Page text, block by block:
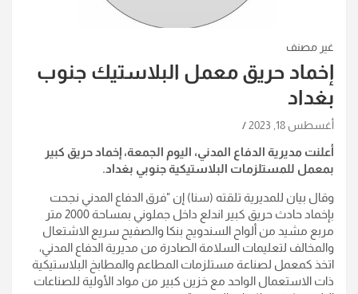
غير مصنف
إخماد حريق معمل البلاستيك جنوب
بغداد
أغسطس 18, 2023
أعلنت مديرية الدفاع المدني، اليوم الجمعة، إخماد حريق كبير
بمعمل للمستلزمات البلاستيكية جنوبي بغداد.
وقال بيان للمديرية تلقته (سنا) إن "فرق الدفاع المدني نجحت
بإخماد حادث حريق كبير اندلع داخل جملوني بمساحة 2000 متر
مربع مشيد من ألواح السندويج بنكا والصفيح سريع الاشتعال
والمخالف لتعليمات السلامة الصادرة من مديرية الدفاع المدني،
اتخذ كمعمل لصناعة مستلزمات المطاعم والمطابخ البلاستيكية
ذات الاستعمال الواحد مع خزين كبير من مواد الأولية للصناعات